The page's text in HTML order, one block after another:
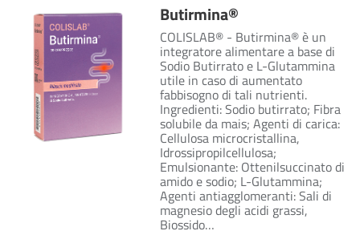
Butirmina®
COLISLAB® - Butirmina® è un
integratore alimentare a base di
Sodio Butirrato e L-Glutammina
utile in caso di aumentato
fabbisogno di tali nutrienti.
Ingredienti: Sodio butirrato; Fibra
solubile da mais; Agenti di carica:
Cellulosa microcristallina,
Idrossipropilcellulosa;
Emulsionante: Ottenilsuccinato di
amido e sodio; L-Glutammina;
Agenti antiagglomeranti: Sali di
magnesio degli acidi grassi,
Biossido…